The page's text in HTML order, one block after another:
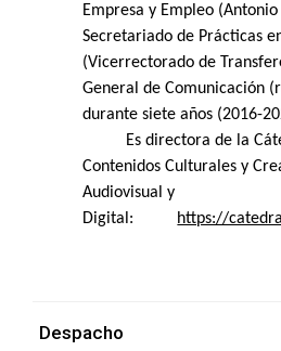
Empresa y Empleo
Secretariado de Prácticas
(Vicerrectorado de
General de Comunicación
durante siete años (2016-
Es directora de la
Contenidos Culturales y
Audiovisual y
Digital:
https://
Despacho